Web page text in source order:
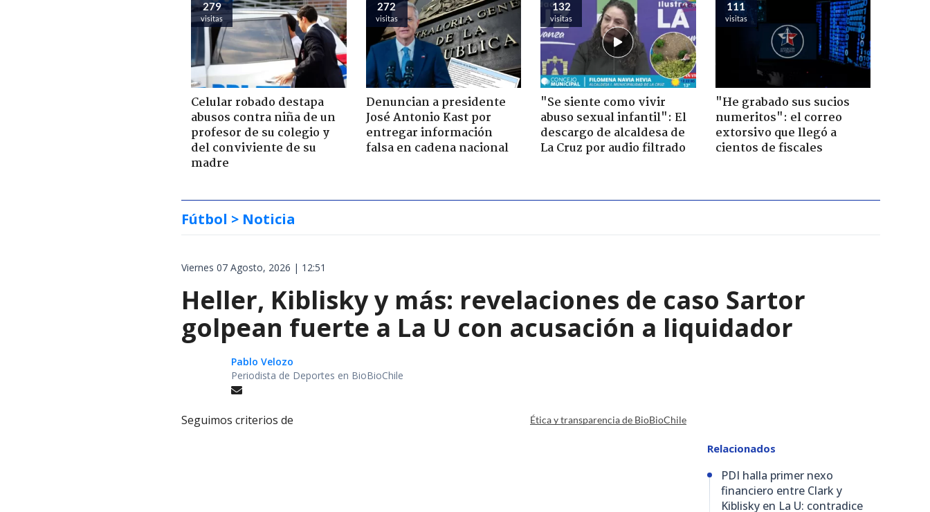
279
visitas
Celular robado destapa
abusos contra niña de un
profesor de su colegio y
del conviviente de su
madre
272
visitas
Denuncian a presidente
José Antonio Kast por
entregar información
falsa en cadena nacional
132
visitas
"Se siente como vivir
abuso sexual infantil": El
descargo de alcaldesa de
La Cruz por audio filtrado
111
visitas
"He grabado sus sucios
numeritos": el correo
extorsivo que llegó a
cientos de fiscales
Fútbol > Noticia
Viernes 07 Agosto, 2026 | 12:51
Heller, Kiblisky y más: revelaciones de caso Sartor
golpean fuerte a La U con acusación a liquidador
Pablo Velozo
Periodista de Deportes en BioBioChile
Seguimos criterios de Ética y transparencia de BioBioChile
Relacionados
PDI halla primer nexo
financiero entre Clark y
Kiblisky en La U: contradice